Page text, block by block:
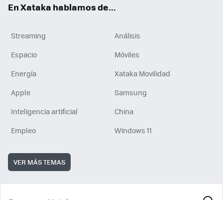
En Xataka hablamos de...
Streaming
Análisis
Espacio
Móviles
Energía
Xataka Movilidad
Apple
Samsung
Inteligencia artificial
China
Empleo
Windows 11
VER MÁS TEMAS